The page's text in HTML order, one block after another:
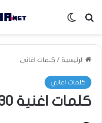
بحث عنالوضع المظلم
الرئيسية / كلمات اغاني
كلمات اغاني
كلمات اغنية 30 يوم فرحة – انغام